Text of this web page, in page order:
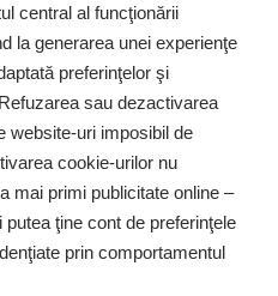
central al funcţionării
la generarea unei experienţe
preferinţelor şi
sau dezactivarea
website-uri imposibil de
cookie-urilor nu
mai primi publicitate online –
ţine cont de preferinţele
prin comportamentul